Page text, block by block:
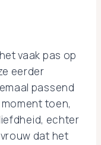
vaak pas op
eerder
passend
toen,
echter
dat het